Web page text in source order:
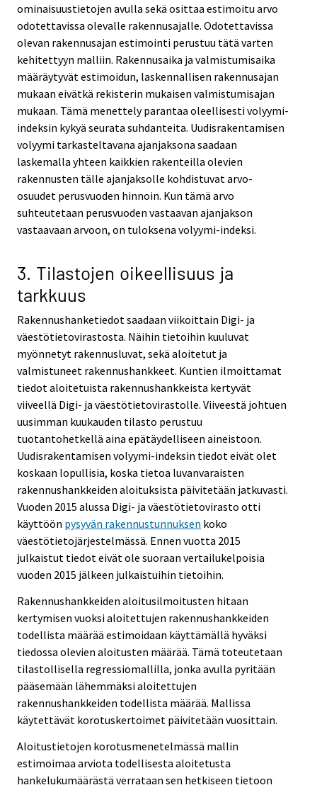
ominaisuustietojen avulla sekä osittaa estimoitu arvo
odotettavissa olevalle rakennusajalle. Odotettavissa
olevan rakennusajan estimointi perustuu tätä varten
kehitettyyn malliin. Rakennusaika ja valmistumisaika
määräytyvät estimoidun, laskennallisen rakennusajan
mukaan eivätkä rekisterin mukaisen valmistumisajan
mukaan. Tämä menettely parantaa oleellisesti volyymi-
indeksin kykyä seurata suhdanteita. Uudisrakentamisen
volyymi tarkasteltavana ajanjaksona saadaan
laskemalla yhteen kaikkien rakenteilla olevien
rakennusten tälle ajanjaksolle kohdistuvat arvo-
osuudet perusvuoden hinnoin. Kun tämä arvo
suhteutetaan perusvuoden vastaavan ajanjakson
vastaavaan arvoon, on tuloksena volyymi-indeksi.
3. Tilastojen oikeellisuus ja
tarkkuus
Rakennushanketiedot saadaan viikoittain Digi- ja
väestötietovirastosta. Näihin tietoihin kuuluvat
myönnetyt rakennusluvat, sekä aloitetut ja
valmistuneet rakennushankkeet. Kuntien ilmoittamat
tiedot aloitetuista rakennushankkeista kertyvät
viiveellä Digi- ja väestötietovirastolle. Viiveestä johtuen
uusimman kuukauden tilasto perustuu
tuotantohetkellä aina epätäydelliseen aineistoon.
Uudisrakentamisen volyymi-indeksin tiedot eivät olet
koskaan lopullisia, koska tietoa luvanvaraisten
rakennushankkeiden aloituksista päivitetään jatkuvasti.
Vuoden 2015 alussa Digi- ja väestötietovirasto otti
käyttöön pysyvän rakennustunnuksen koko
väestötietojärjestelmässä. Ennen vuotta 2015
julkaistut tiedot eivät ole suoraan vertailukelpoisia
vuoden 2015 jälkeen julkaistuihin tietoihin.
Rakennushankkeiden aloitusilmoitusten hitaan
kertymisen vuoksi aloitettujen rakennushankkeiden
todellista määrää estimoidaan käyttämällä hyväksi
tiedossa olevien aloitusten määrää. Tämä toteutetaan
tilastollisella regressiomallilla, jonka avulla pyritään
pääsemään lähemmäksi aloitettujen
rakennushankkeiden todellista määrää. Mallissa
käytettävät korotuskertoimet päivitetään vuosittain.
Aloitustietojen korotusmenetelmässä mallin
estimoimaa arviota todellisesta aloitetusta
hankelukumäärästä verrataan sen hetkiseen tietoon